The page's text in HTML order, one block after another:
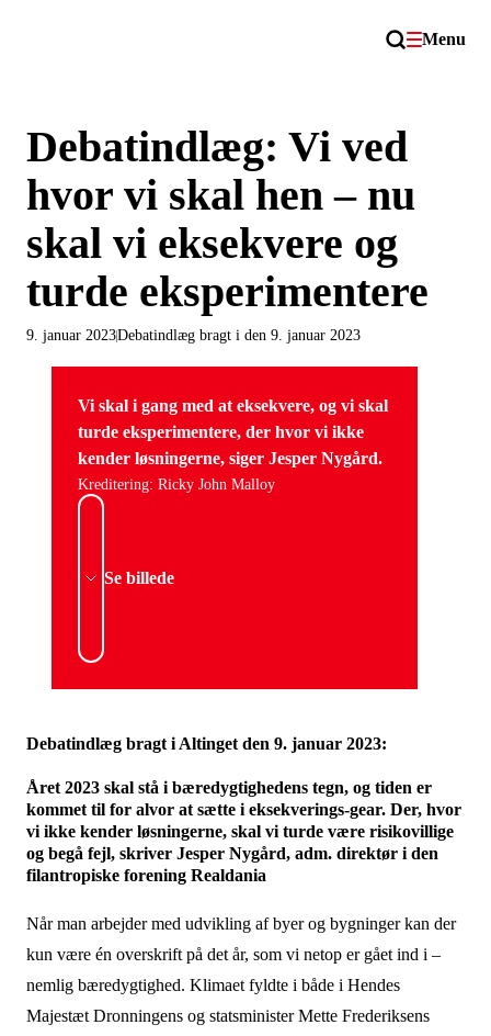
Menu
Debatindlæg: Vi ved
hvor vi skal hen – nu
skal vi eksekvere og
turde eksperimentere
Debatindlæg bragt i den 9. januar 2023
9. januar 2023
Vi skal i gang med at eksekvere, og vi skal
turde eksperimentere, der hvor vi ikke
kender løsningerne, siger Jesper Nygård.
Kreditering: Ricky John Malloy
Se billede
Debatindlæg bragt i Altinget den 9. januar 2023:
Året 2023 skal stå i bæredygtighedens tegn, og tiden er
kommet til for alvor at sætte i eksekverings-gear. Der, hvor
vi ikke kender løsningerne, skal vi turde være risikovillige
og begå fejl, skriver Jesper Nygård, adm. direktør i den
filantropiske forening Realdania
Når man arbejder med udvikling af byer og bygninger kan der
kun være én overskrift på det år, som vi netop er gået ind i –
nemlig bæredygtighed. Klimaet fyldte i både i Hendes
Majestæt Dronningens og statsminister Mette Frederiksens